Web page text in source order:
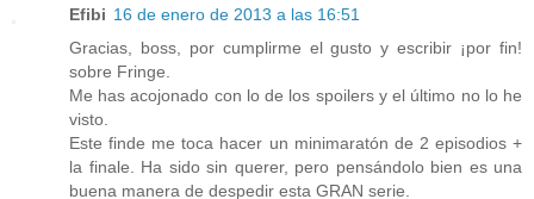
Efibi 16 de enero de 2013 a las 16:51
Gracias, boss, por cumplirme el gusto y escribir ¡por fin!
sobre Fringe.
Me has acojonado con lo de los spoilers y el último no lo he
visto.
Este finde me toca hacer un minimaratón de 2 episodios +
la finale. Ha sido sin querer, pero pensándolo bien es una
buena manera de despedir esta GRAN serie.